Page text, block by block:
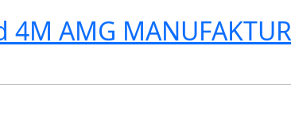
AMG MANUFAKTUR